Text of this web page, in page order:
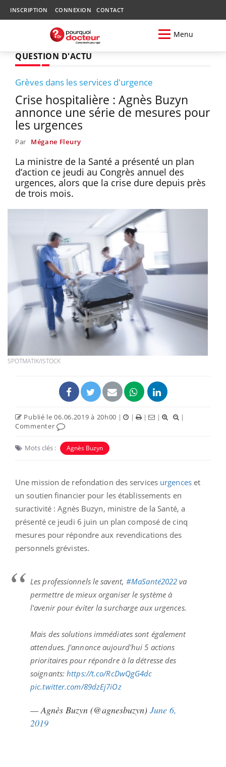
INSCRIPTION CONNEXION CONTACT
Menu
QUESTION D'ACTU
Grèves dans les services d'urgence
Crise hospitalière : Agnès Buzyn
annonce une série de mesures pour
les urgences
Par Mégane Fleury
La ministre de la Santé a présenté un plan
d’action ce jeudi au Congrès annuel des
urgences, alors que la crise dure depuis près
de trois mois.
SPOTMATIK/ISTOCK
Publié le 06.06.2019 à 20h00 | | | |
|
Commenter
Mots clés : Agnès Buzyn
Une mission de refondation des services urgenceset
un soutien financier pour les établissements en
suractivité : Agnès Buzyn, ministre de la Santé, a
présenté ce jeudi 6 juin un plan composé de cinq
mesures pour répondre aux revendications des
personnels grévistes.
Les professionnels le savent,#MaSanté2022 va
permettre de mieux organiser le système à
l'avenir pour éviter la surcharge aux urgences.
Mais des solutions immédiates sont également
attendues. J'annonce aujourd'hui 5 actions
prioritaires pour répondre à la détresse des
soignants:https://t.co/RcDwQgG4dc
pic.twitter.com/89dzEj7iOz
— Agnès Buzyn (@agnesbuzyn) June 6,
2019